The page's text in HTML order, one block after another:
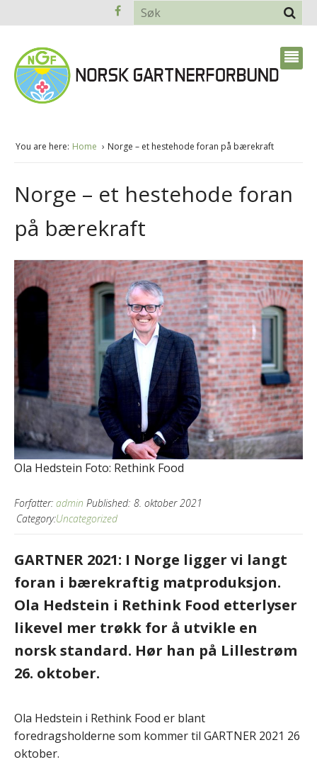
You are here: Home Norge – et hestehode foran på bærekraft
Norge – et hestehode foran
på bærekraft
Ola Hedstein Foto: Rethink Food
Forfatter: admin Published: 8. oktober 2021
Category:Uncategorized
GARTNER 2021: I Norge ligger vi langt
foran i bærekraftig matproduksjon.
Ola Hedstein i Rethink Food etterlyser
likevel mer trøkk for å utvikle en
norsk standard. Hør han på Lillestrøm
26. oktober.
Ola Hedstein i Rethink Food er blant
foredragsholderne som kommer til GARTNER 2021 26
oktober.